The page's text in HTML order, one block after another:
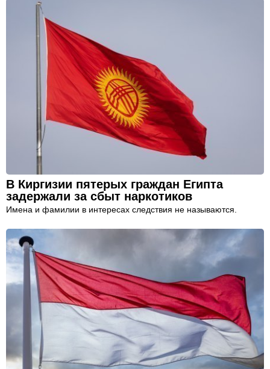
В Киргизии пятерых граждан Египта
задержали за сбыт наркотиков
Имена и фамилии в интересах следствия не называются.